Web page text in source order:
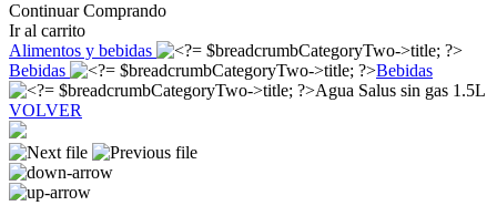
Continuar Comprando
Ir al carrito
Alimentos y bebidas
Bebidas
Bebidas
Agua Salus sin gas 1.5L
VOLVER